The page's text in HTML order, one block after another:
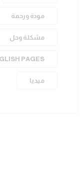
مودة ورحمة
مشكلة وحل
PAGES
ميديا